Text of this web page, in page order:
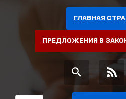
ГЛАВНАЯ
ПРЕДЛОЖЕНИЯ В